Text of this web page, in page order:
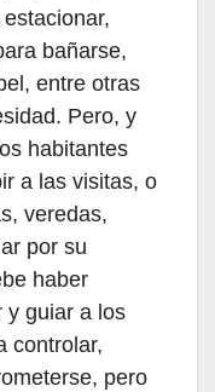
bañarse,
entre otras
Pero, y
habitantes
a las visitas, o
veredas,
por su
haber
y guiar a los
controlar,
pero